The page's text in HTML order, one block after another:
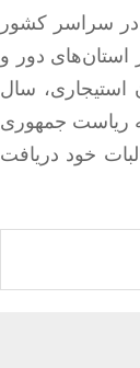
در سراسر کشور
نفر است که امروز از استان‌های دور و
استیجاری، سال
ریاست جمهوری
خود دریافت